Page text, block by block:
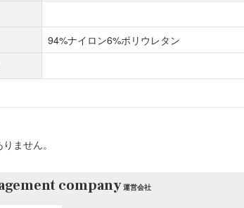
94%ナイロン6%ポリウレタン
ません。
company運営会社